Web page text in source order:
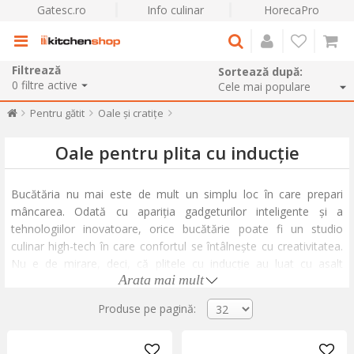
Gatesc.ro Info culinar HorecaPro
Filtrează
0 filtre active
Sortează după:
Pentru gătit Oale și cratițe
Oale pentru plita cu inducție
Bucătăria nu mai este de mult un simplu loc în care prepari
mâncarea. Odată cu apariția gadgeturilor inteligente și a
tehnologiilor inovatoare, orice bucătărie poate fi un studio
culinar high-tech în care confortul se întâlnește cu creativitatea.
Nu e de mirare, deci, că plitele cu inducție au luat cu asalt
bucătăriile moderne, oferind un control precis al căldurii și timpi
rapizi de gătire. Cu o singură condiție: să folosești vase de gătit
care sunt compatibile cu această tehnologie.
Dacă hotărăști să-ți înnoiești bucătăria cu o plită cu inducție, nu
Arata mai mult
Produse pe pagină: